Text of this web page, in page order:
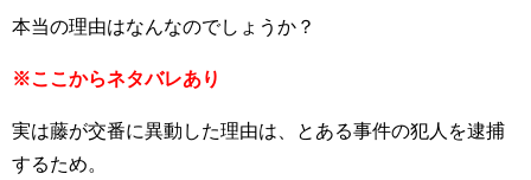
本当の理由はなんなのでしょうか？
※ここからネタバレあり
実は藤が交番に異動した理由は、とある事件の犯人を逮捕
するため。